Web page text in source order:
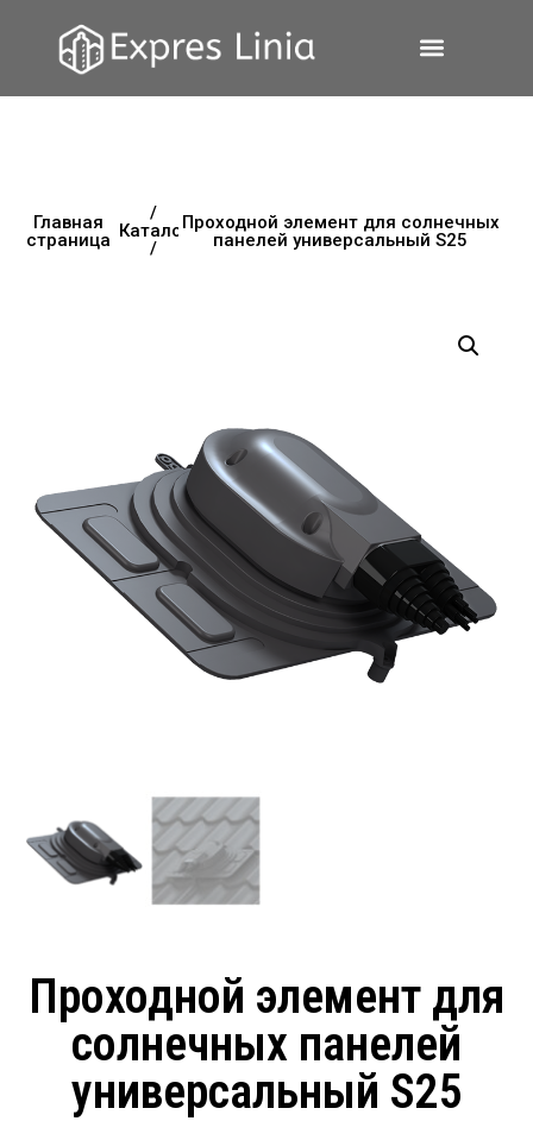
Главная
страница
/
Каталог
/
Проходной элемент для солнечных
панелей универсальный S25
Проходной элемент для
солнечных панелей
универсальный S25